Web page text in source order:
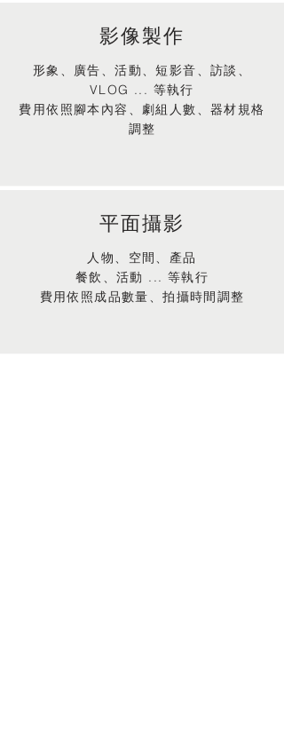
影像製作
形象、廣告、活動、短影音、訪談、
VLOG ... 等執行
費用依照腳本內容、劇組人數、器材規格
調整
平面攝影
人物、空間、產品
餐飲、活動 ... 等執行
費用依照成品數量、拍攝時間調整